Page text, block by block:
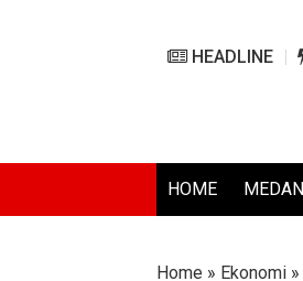
HEADLINE
HOME MEDAN
Home » Ekonomi »